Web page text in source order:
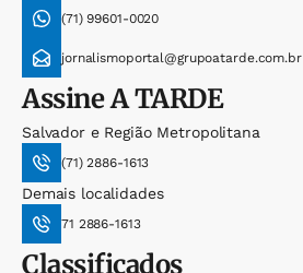
(71) 99601-0020
jornalismoportal@grupoatarde.com.br
AssineA TARDE
Salvador e Região Metropolitana
(71) 2886-1613
Demais localidades
71 2886-1613
Classificados